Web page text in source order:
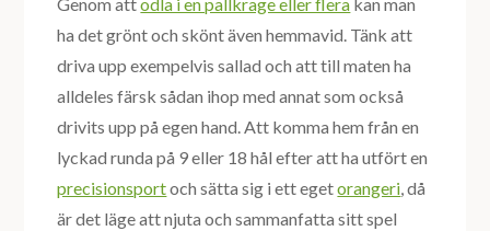
ha det grönt och skönt även hemmavid. Tänk att
driva upp exempelvis sallad och att till maten ha
alldeles färsk sådan ihop med annat som också
drivits upp på egen hand. Att komma hem från en
lyckad runda på 9 eller 18 hål efter att ha utfört en
precisionsportoch sätta sig i ett egetorangeri, då
är det läge att njuta och sammanfatta sitt spel